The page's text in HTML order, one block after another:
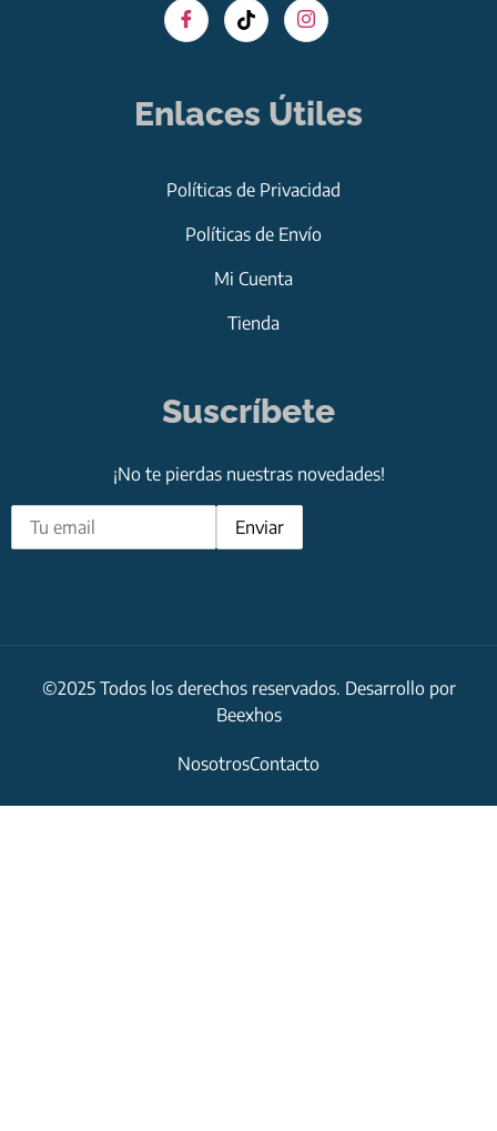
Enlaces Útiles
Políticas de Privacidad
Políticas de Envío
Mi Cuenta
Tienda
Suscríbete
¡No te pierdas nuestras novedades!
©2025 Todos los derechos reservados. Desarrollo por
Beexhos
NosotrosContacto